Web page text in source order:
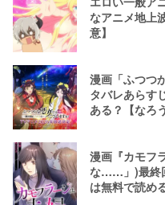
なアニメ地上
意】
漫画「ふつつ
タバレあらす
ある？【なろ
漫画『カモフ
な……」)最終
は無料で読め